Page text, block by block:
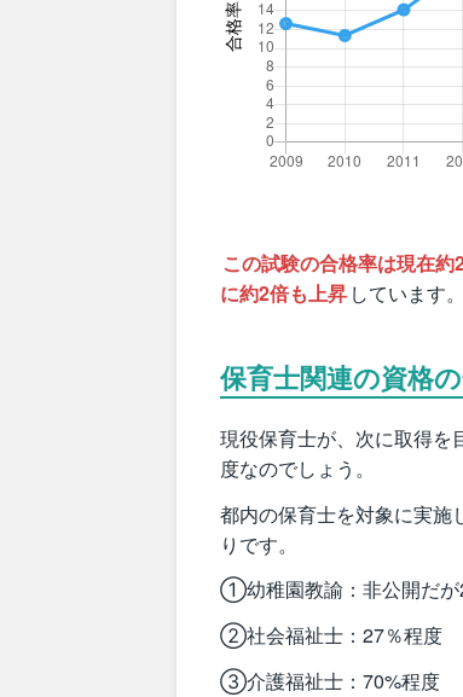
この試験の合格率は現在
に約2倍も上昇 しています。
保育士関連の資格
現役保育士が、次に取得を
度なのでしょう。
都内の保育士を対象に実施
りです。
①幼稚園教諭：非公開だが
②社会福祉士：27％程度
③介護福祉士：70%程度